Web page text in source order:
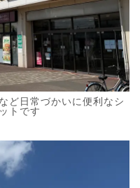
ど日常づかいに便利なシ
トです